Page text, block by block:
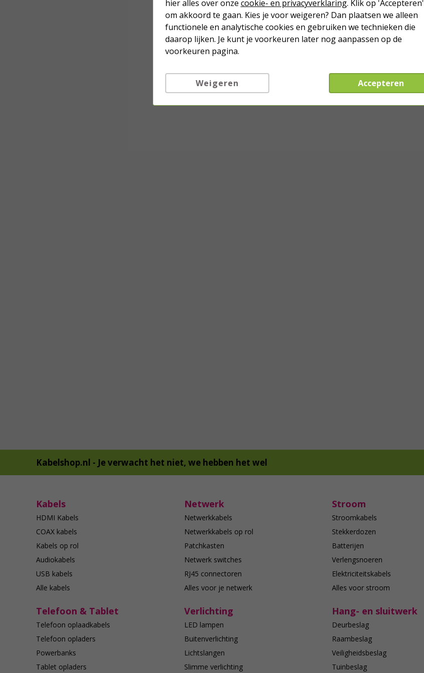
Kabelshop.nl - Je verwacht het niet, we hebben het wel
Kabels
HDMI Kabels
COAX kabels
Kabels op rol
Audiokabels
USB kabels
Alle kabels
Netwerk
Netwerkkabels
Netwerkkabels op rol
Patchkasten
Netwerk switches
RJ45 connectoren
Alles voor je netwerk
Stroom
Stroomkabels
Stekkerdozen
Batterijen
Verlengsnoeren
Elektriciteitskabels
Alles voor stroom
Telefoon & Tablet
Telefoon oplaadkabels
Telefoon opladers
Powerbanks
Tablet opladers
Verlichting
LED lampen
Buitenverlichting
Lichtslangen
Slimme verlichting
Hang- en sluitwerk
Deurbeslag
Raambeslag
Veiligheidsbeslag
Tuinbeslag
hier alles over onze cookie- en privacyverklaring. Klik op 'Accepteren'
om akkoord te gaan. Kies je voor weigeren? Dan plaatsen we alleen
functionele en analytische cookies en gebruiken we technieken die
daarop lijken. Je kunt je voorkeuren later nog aanpassen op de
voorkeuren pagina.
Accepteren
Weigeren